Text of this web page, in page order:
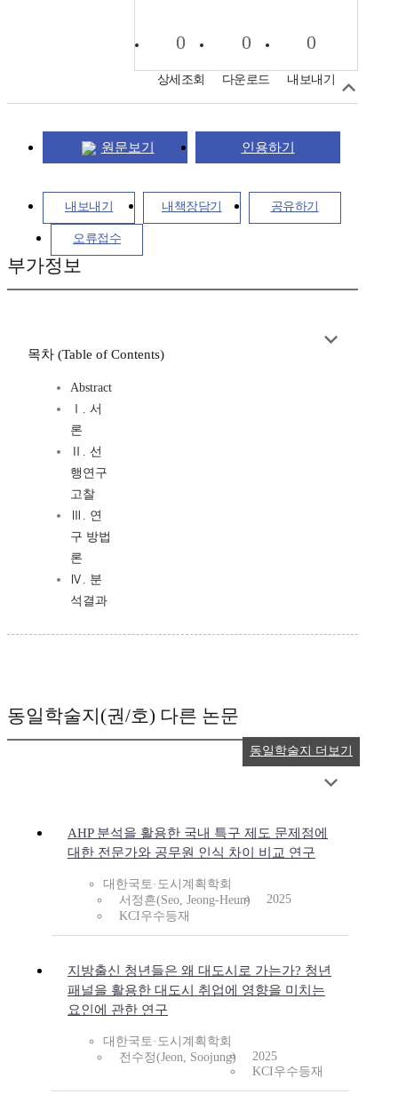
0
상세조회
0
다운로드
0
내보내기
원문보기 인용하기
내보내기 내책장담기 공유하기
오류접수
부가정보
목차 (Table of Contents)
Abstract
Ⅰ. 서
론
Ⅱ. 선
행연구
고찰
Ⅲ. 연
구 방법
론
Ⅳ. 분
석결과
동일학술지(권/호) 다른 논문
AHP 분석을 활용한 국내 특구 제도 문제점에
대한 전문가와 공무원 인식 차이 비교 연구
대한국토·도시계획학회
서정흔(Seo, Jeong-Heun)
2025
KCI우수등재
지방출신 청년들은 왜 대도시로 가는가? 청년
패널을 활용한 대도시 취업에 영향을 미치는
요인에 관한 연구
대한국토·도시계획학회
전수정(Jeon, Soojung)
2025
KCI우수등재
동일학술지 더보기